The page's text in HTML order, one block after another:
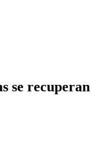
se recuperan